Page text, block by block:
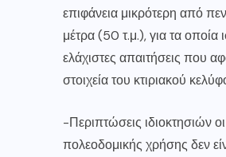
επιφάνεια μικρότερη από
μέτρα (50 τ.μ.), για τα οποία
ελάχιστες απαιτήσεις που
στοιχεία του κτιριακού
-Περιπτώσεις ιδιοκτησιών
πολεοδομικής χρήσης δεν